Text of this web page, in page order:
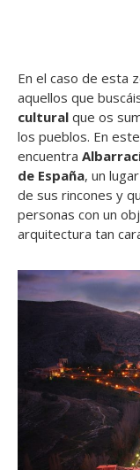
En el caso de esta
aquellos que
cultural que os
los pueblos. En
encuentra
de España, un
de sus rincones y
personas con un
arquitectura tan